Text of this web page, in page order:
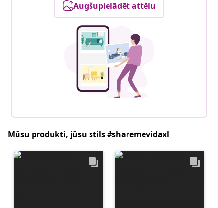
Augšupielādēt attēlu
Mūsu produkti, jūsu stils #sharemevidaxl